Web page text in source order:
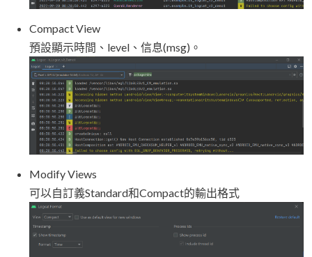
Compact View
預設顯示時間、level、信息(msg)。
Modify Views
可以自訂義Standard和Compact的輸出格式